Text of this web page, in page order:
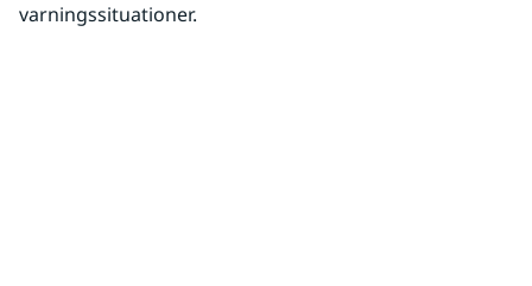
varningssituationer.